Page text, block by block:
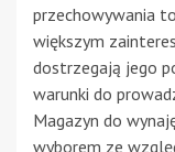
przechowywania
większym
dostrzegają jego
warunki do
Magazyn do
wyborem ze